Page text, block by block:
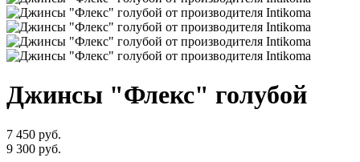
Джинсы "Флекс" голубой
7 450 руб.
9 300 руб.